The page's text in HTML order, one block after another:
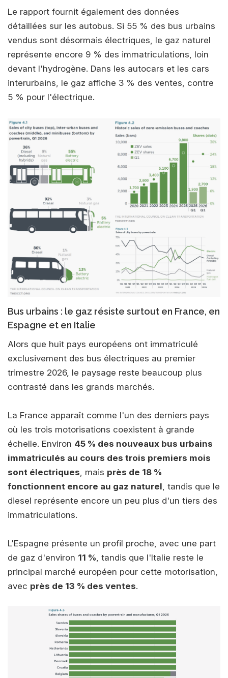
Le rapport fournit également des données
détaillées sur les autobus. Si 55 % des bus urbains
vendus sont désormais électriques, le gaz naturel
représente encore 9 % des immatriculations, loin
devant l'hydrogène. Dans les autocars et les cars
interurbains, le gaz affiche 3 % des ventes, contre
5 % pour l'électrique.
Bus urbains : le gaz résiste surtout en France, en
Espagne et en Italie
Alors que huit pays européens ont immatriculé
exclusivement des bus électriques au premier
trimestre 2026, le paysage reste beaucoup plus
contrasté dans les grands marchés.
La France apparaît comme l'un des derniers pays
où les trois motorisations coexistent à grande
échelle. Environ 45 % des nouveaux bus urbains
immatriculés au cours des trois premiers mois
sont électriques, mais près de 18 %
fonctionnent encore au gaz naturel, tandis que le
diesel représente encore un peu plus d'un tiers des
immatriculations.
L'Espagne présente un profil proche, avec une part
de gaz d'environ 11 %, tandis que l'Italie reste le
principal marché européen pour cette motorisation,
avec près de 13 % des ventes.